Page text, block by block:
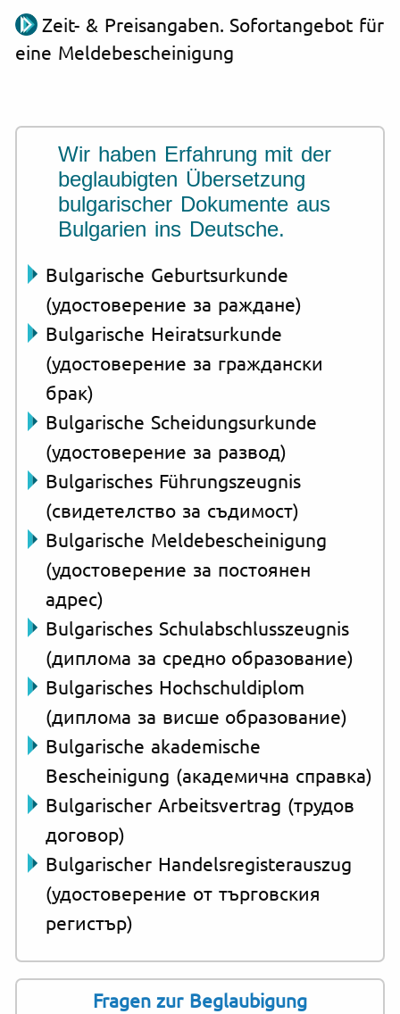
Zeit- & Preisangaben. Sofortangebot für
eine Meldebescheinigung
Wir haben Erfahrung mit der
beglaubigten Übersetzung
bulgarischer Dokumente aus
Bulgarien ins Deutsche.
Bulgarische Geburtsurkunde
(удостоверение за раждане)
Bulgarische Heiratsurkunde
(удостоверение за граждански
брак)
Bulgarische Scheidungsurkunde
(удостоверение за развод)
Bulgarisches Führungszeugnis
(свидетелство за съдимост)
Bulgarische Meldebescheinigung
(удостоверение за постоянен
адрес)
Bulgarisches Schulabschlusszeugnis
(диплома за средно образование)
Bulgarisches Hochschuldiplom
(диплома за висше образование)
Bulgarische akademische
Bescheinigung (академична справка)
Bulgarischer Arbeitsvertrag (трудов
договор)
Bulgarischer Handelsregisterauszug
(удостоверение от търговския
регистър)
Fragen zur Beglaubigung